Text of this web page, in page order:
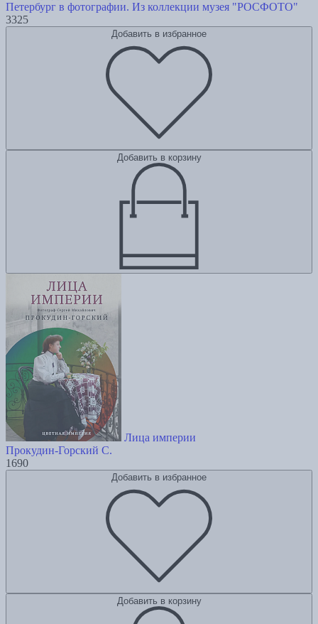
Петербург в фотографии. Из коллекции музея "РОСФОТО"
3325
Добавить в избранное
Добавить в корзину
Лица империи
Прокудин-Горский С.
1690
Добавить в избранное
Добавить в корзину